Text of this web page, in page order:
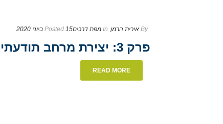
By אירית הרמן In מפת דרכים Posted 15 ביוני 2020
פרק 3: יצירת מרחב תודעתי ופיזי המאפשר תהליכי צמיחה, התפתחות ולמידה
READ MORE